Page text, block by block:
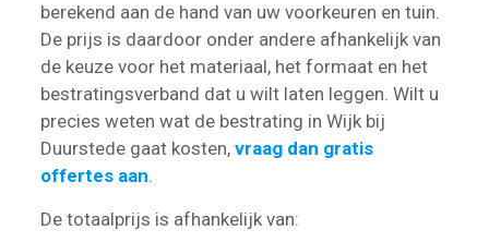
berekend aan de hand van uw voorkeuren en tuin.
De prijs is daardoor onder andere afhankelijk van
de keuze voor het materiaal, het formaat en het
bestratingsverband dat u wilt laten leggen. Wilt u
precies weten wat de bestrating in Wijk bij
Duurstede gaat kosten, vraag dan gratis
offertes aan.
De totaalprijs is afhankelijk van: